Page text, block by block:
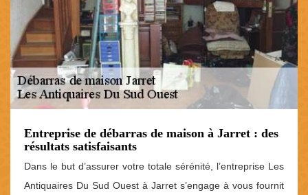
Entreprise de débarras de maison à Jarret : des
résultats satisfaisants
Dans le but d’assurer votre totale sérénité, l’entreprise Les
Antiquaires Du Sud Ouest à Jarret s’engage à vous fournit